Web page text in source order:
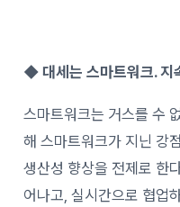
◆ 대세는 스마트워크. 지
스마트워크는 거스를 수
해 스마트워크가 지닌 강
생산성 향상을 전제로 한
어나고, 실시간으로 협업